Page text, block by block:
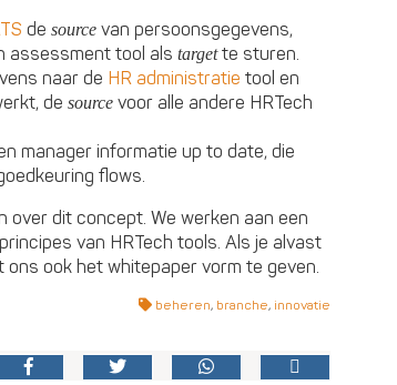
de source van persoonsgegevens,
assessment tool als targette sturen.
naar de HR administratie tool en
de source voor alle andere HRTech
manager informatie up to date, die
flows.
over dit concept. We werken aan een
van HRTech tools. Als je alvast
ons ook het whitepaper vorm te geven.
beheren, branche, innovatie